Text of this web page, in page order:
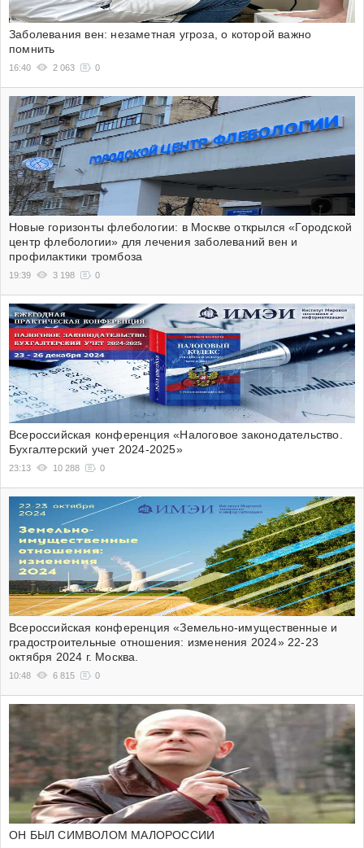
Заболевания вен: незаметная угроза, о которой важно
помнить
16:40 2 063 0
Новые горизонты флебологии: в Москве открылся «Городской
центр флебологии» для лечения заболеваний вен и
профилактики тромбоза
19:39 3 198 0
Всероссийская конференция «Налоговое законодательство.
Бухгалтерский учет 2024-2025»
23:13 10 288 0
Всероссийская конференция «Земельно-имущественные и
градостроительные отношения: изменения 2024» 22-23
октября 2024 г. Москва.
10:48 6 815 0
ОН БЫЛ СИМВОЛОМ МАЛОРОССИИ